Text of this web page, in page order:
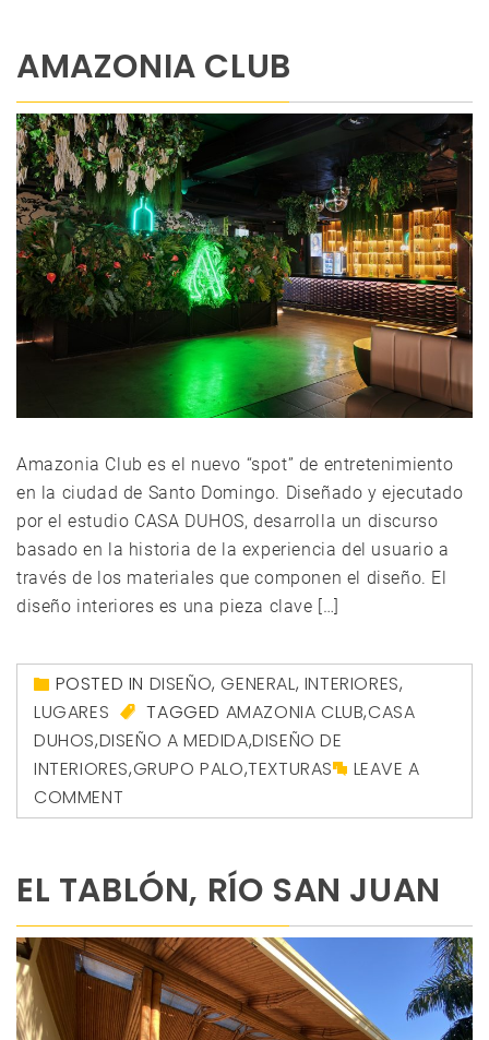
AMAZONIA CLUB
Amazonia Club es el nuevo “spot” de entretenimiento
en la ciudad de Santo Domingo. Diseñado y ejecutado
por el estudio CASA DUHOS, desarrolla un discurso
basado en la historia de la experiencia del usuario a
través de los materiales que componen el diseño. El
diseño interiores es una pieza clave […]
POSTED IN DISEÑO,GENERAL, INTERIORES,
LUGARES
TAGGED AMAZONIA CLUB,CASA
DUHOS,DISEÑO A MEDIDA,DISEÑO DE
INTERIORES,GRUPO PALO,TEXTURAS
LEAVE A
COMMENT
EL TABLÓN, RÍO SAN JUAN